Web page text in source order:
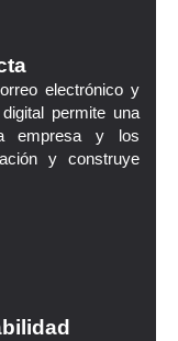
electrónico y
permite una
empresa y los
y construye